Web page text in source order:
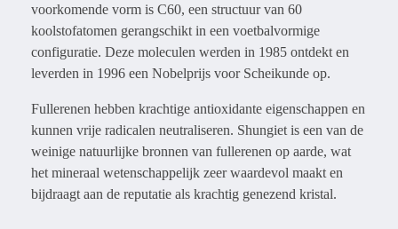
voorkomende vorm is C60, een structuur van 60
koolstofatomen gerangschikt in een voetbalvormige
configuratie. Deze moleculen werden in 1985 ontdekt en
leverden in 1996 een Nobelprijs voor Scheikunde op.
Fullerenen hebben krachtige antioxidante eigenschappen en
kunnen vrije radicalen neutraliseren. Shungiet is een van de
weinige natuurlijke bronnen van fullerenen op aarde, wat
het mineraal wetenschappelijk zeer waardevol maakt en
bijdraagt aan de reputatie als krachtig genezend kristal.